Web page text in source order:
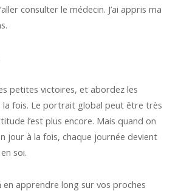
consulter le médecin. J’ai appris ma
petites victoires, et abordez les
la fois. Le portrait global peut être très
l’est plus encore. Mais quand on
jour à la fois, chaque journée devient
soi.
en apprendre long sur vos proches